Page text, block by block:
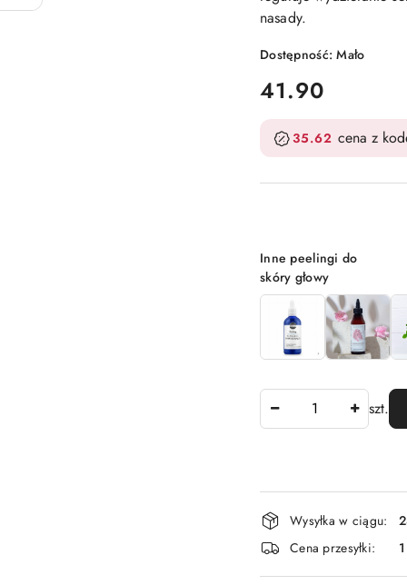
nasady.
Dostępność:Mało
cena:
41.90
35.62 cena z
Wariant
Inne peelingi do
skóry głowy
szt.
Dostępność
i
dostawa
Wysyłka w ciągu:
Cena przesyłki: